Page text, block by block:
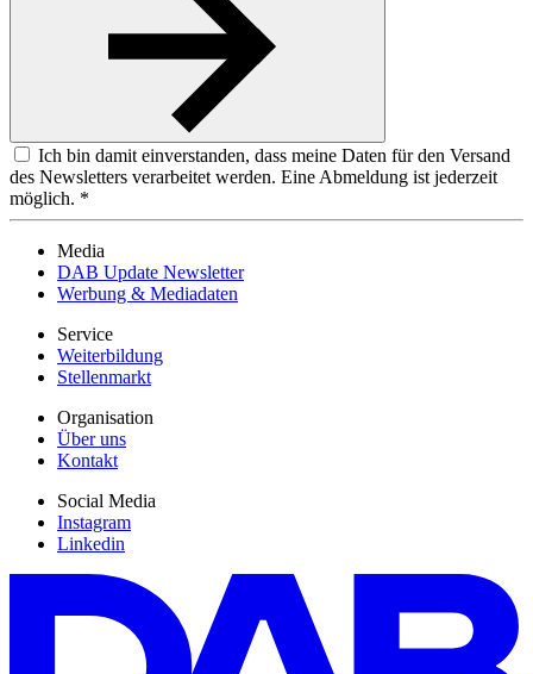
Ich bin damit einverstanden, dass meine Daten für den Versand
des Newsletters verarbeitet werden. Eine Abmeldung ist jederzeit
möglich. *
Media
DAB Update Newsletter
Werbung & Mediadaten
Service
Weiterbildung
Stellenmarkt
Organisation
Über uns
Kontakt
Social Media
Instagram
Linkedin